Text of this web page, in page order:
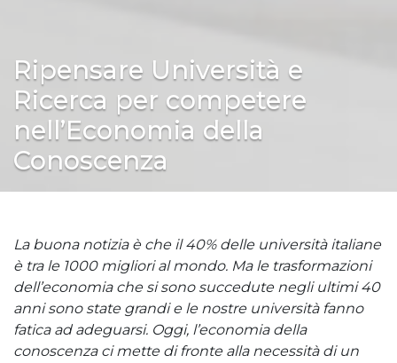
Ripensare Università e
Ricerca per competere
nell’Economia della
Conoscenza
La buona notizia è che il 40% delle università italiane
è tra le 1000 migliori al mondo. Ma le trasformazioni
dell’economia che si sono succedute negli ultimi 40
anni sono state grandi e le nostre università fanno
fatica ad adeguarsi. Oggi, l’economia della
conoscenza ci mette di fronte alla necessità di un